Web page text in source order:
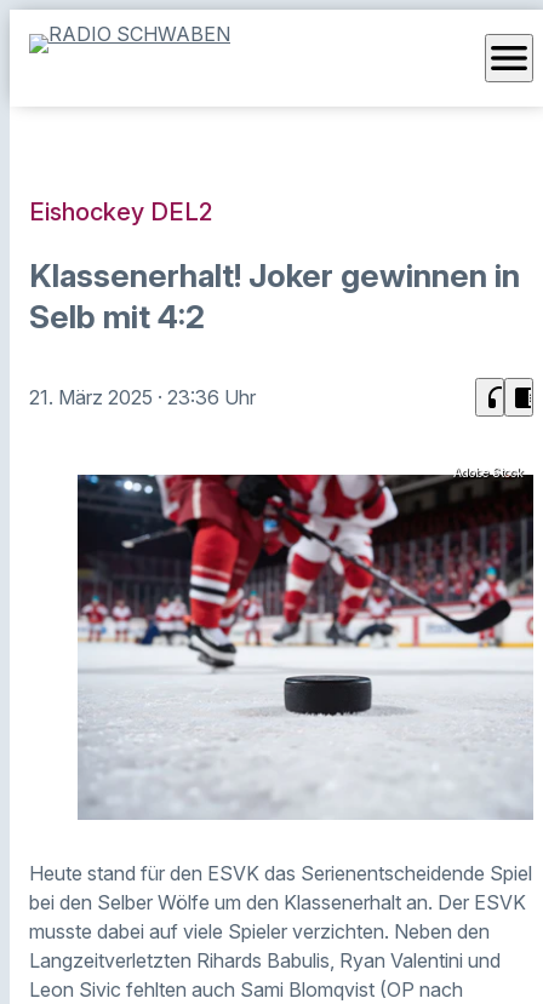
menu
Eishockey DEL2
Klassenerhalt! Joker gewinnen in
Selb mit 4:2
21. März 2025 · 23:36 Uhr headphones chrome_reader_mode
Adobe Stock
Heute stand für den ESVK das Serienentscheidende Spiel
bei den Selber Wölfe um den Klassenerhalt an. Der ESVK
musste dabei auf viele Spieler verzichten. Neben den
Langzeitverletzten Rihards Babulis, Ryan Valentini und
Leon Sivic fehlten auch Sami Blomqvist (OP nach